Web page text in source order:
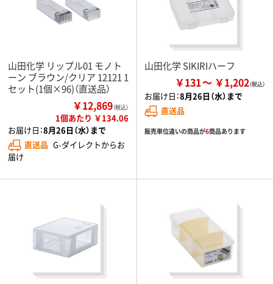
山田化学 リップル01 モノト
ーン ブラウン/クリア 12121 1
セット(1個×96)（直送品）
￥12,869（税込）
1個あたり ￥134.06
お届け日：8月26日（水）まで
直送品 G-ダイレクトからお
届け
山田化学 SIKIRIハーフ
￥131 ￥1,202
お届け日：8月26日（水）まで
直送品
販売単位違いの商品が6商品あります